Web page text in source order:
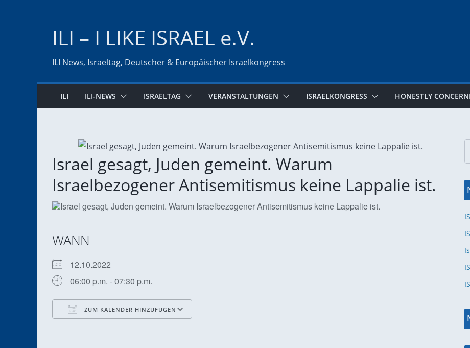
ILI – I LIKE ISRAEL e.V.
ILI News, Israeltag, Deutscher & Europäischer Israelkongress
ILI ILI-NEWS ISRAELTAG VERANSTALTUNGEN ISRAELKONGRESS HONESTLY
Israel gesagt, Juden gemeint. Warum
Israelbezogener Antisemitismus keine Lappalie ist.
WANN
12.10.2022
06:00 p.m. - 07:30 p.m.
ZUM KALENDER HINZUFÜGEN